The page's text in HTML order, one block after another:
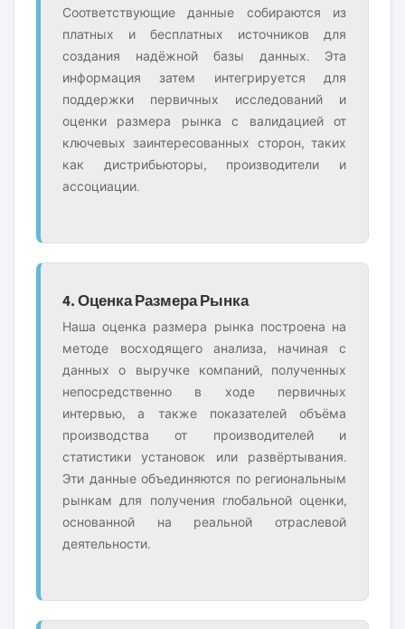
Соответствующие данные собираются из
платных и бесплатных источников для
создания надёжной базы данных. Эта
информация затем интегрируется для
поддержки первичных исследований и
оценки размера рынка с валидацией от
ключевых заинтересованных сторон, таких
как дистрибьюторы, производители и
ассоциации.
4. Оценка Размера Рынка
Наша оценка размера рынка построена на
методе восходящего анализа, начиная с
данных о выручке компаний, полученных
непосредственно в ходе первичных
интервью, а также показателей объёма
производства от производителей и
статистики установок или развёртывания.
Эти данные объединяются по региональным
рынкам для получения глобальной оценки,
основанной на реальной отраслевой
деятельности.